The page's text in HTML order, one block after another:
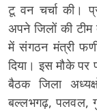
टू वन चर्चा की।
अपने जिलों की टीम
में संगठन मंत्री
दिया। इस मौके पर
बैठक जिला
बल्लभगढ़, पलवल,